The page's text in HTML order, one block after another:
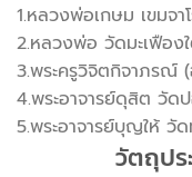
1.หลวงพ่อเกษม เขมจ
2.หลวงพ่อ วัดมะเฟือง
3.พระครูวิจิตกิจาภรณ์
4.พระอาจารย์ดุสิต วัด
5.พระอาจารย์บุญให้ วั
วัตถุปร